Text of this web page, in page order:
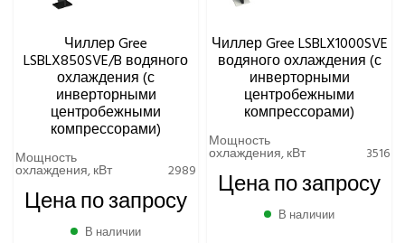
ТЕПЛОВЫЕ НАСОСЫ
КОМПРЕССОРНО-КОНДЕНСАТОРНЫЕ БЛОКИ
Чиллер Gree
LSBLX850SVE/B водяного
охлаждения (с
инверторными
центробежными
компрессорами)
Мощность
охлаждения, кВт 2989
Цена по запросу
В наличии
Чиллер Gree LSBLX1000SVE
водяного охлаждения (с
инверторными
центробежными
компрессорами)
Мощность
охлаждения, кВт 3516
Цена по запросу
В наличии